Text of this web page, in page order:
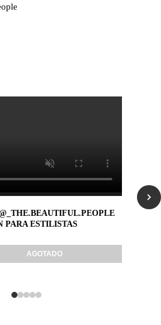
PARA ESTILISTAS
AGOTADO